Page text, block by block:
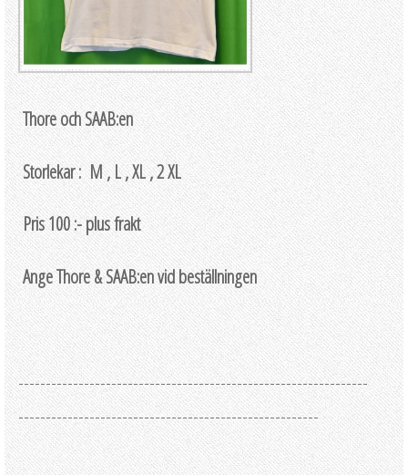
Thore och SAAB:en
Storlekar : M , L , XL , 2 XL
Pris 100 :- plus frakt
Ange Thore & SAAB:en vid beställningen
----------------------------------------------------------------
-------------------------------------------------------